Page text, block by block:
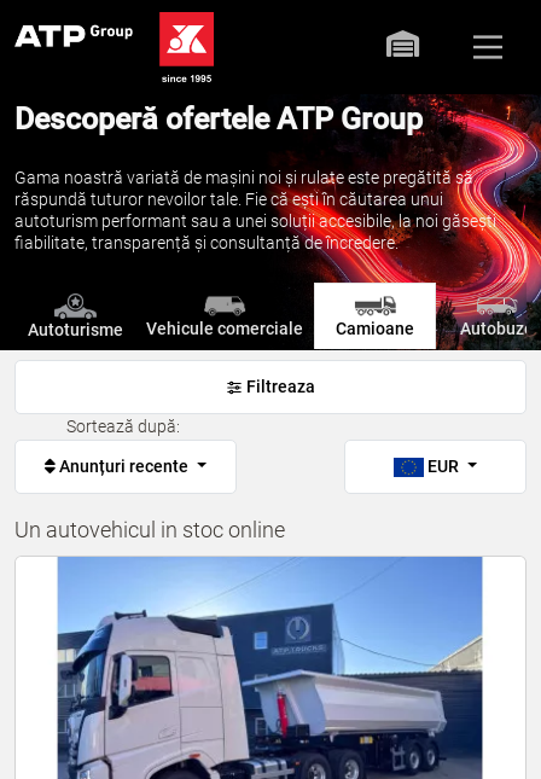
Descoperă ofertele ATP Group
Gama noastră variată de mașini noi și rulate este pregătită să
răspundă tuturor nevoilor tale. Fie că ești în căutarea unui
autoturism performant sau a unei soluții accesibile, la noi găsești
fiabilitate, transparență și consultanță de încredere.
Autoturisme Vehicule comerciale Camioane Autobuze
Filtreaza
Sortează după:
Anunțuri recente EUR
Un autovehicul in stoc online